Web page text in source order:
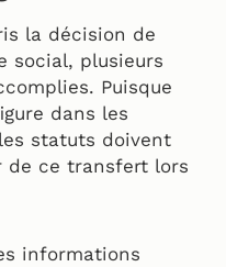
la décision de
social, plusieurs
Puisque
dans les
statuts doivent
de ce transfert lors
informations